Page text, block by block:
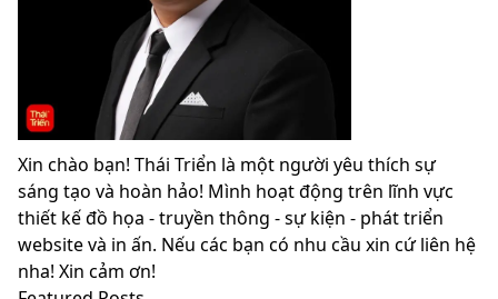
Xin chào bạn! Thái Triển là một người yêu thích sự
sáng tạo và hoàn hảo! Mình hoạt động trên lĩnh vực
thiết kế đồ họa - truyền thông - sự kiện - phát triển
website và in ấn. Nếu các bạn có nhu cầu xin cứ liên hệ
nha! Xin cảm ơn!